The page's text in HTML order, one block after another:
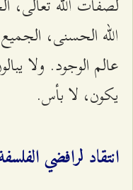
الله الحسنى،
عالم الوجود. ولا
يكون، لا بأس.
انتقاد لرافضي